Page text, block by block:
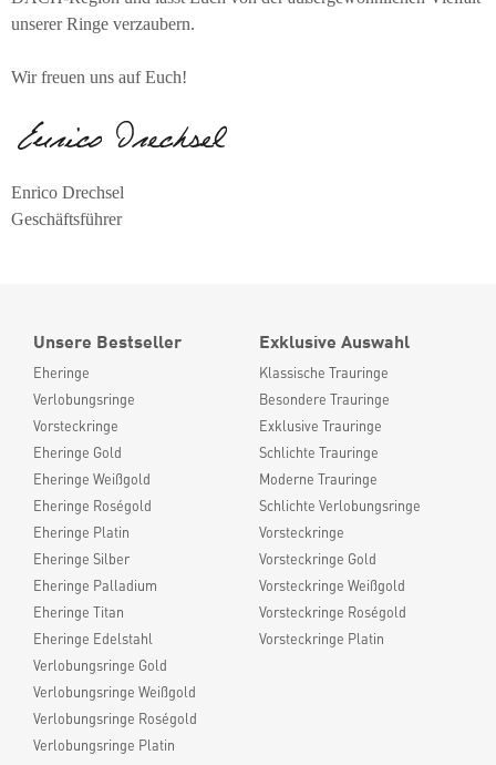
unserer Ringe verzaubern.
Wir freuen uns auf Euch!
Enrico Drechsel
Geschäftsführer
Unsere Bestseller
Eheringe
Verlobungsringe
Vorsteckringe
Eheringe Gold
Eheringe Weißgold
Eheringe Roségold
Eheringe Platin
Eheringe Silber
Eheringe Palladium
Eheringe Titan
Eheringe Edelstahl
Verlobungsringe Gold
Verlobungsringe Weißgold
Verlobungsringe Roségold
Verlobungsringe Platin
Exklusive Auswahl
Klassische Trauringe
Besondere Trauringe
Exklusive Trauringe
Schlichte Trauringe
Moderne Trauringe
Schlichte Verlobungsringe
Vorsteckringe
Vorsteckringe Gold
Vorsteckringe Weißgold
Vorsteckringe Roségold
Vorsteckringe Platin